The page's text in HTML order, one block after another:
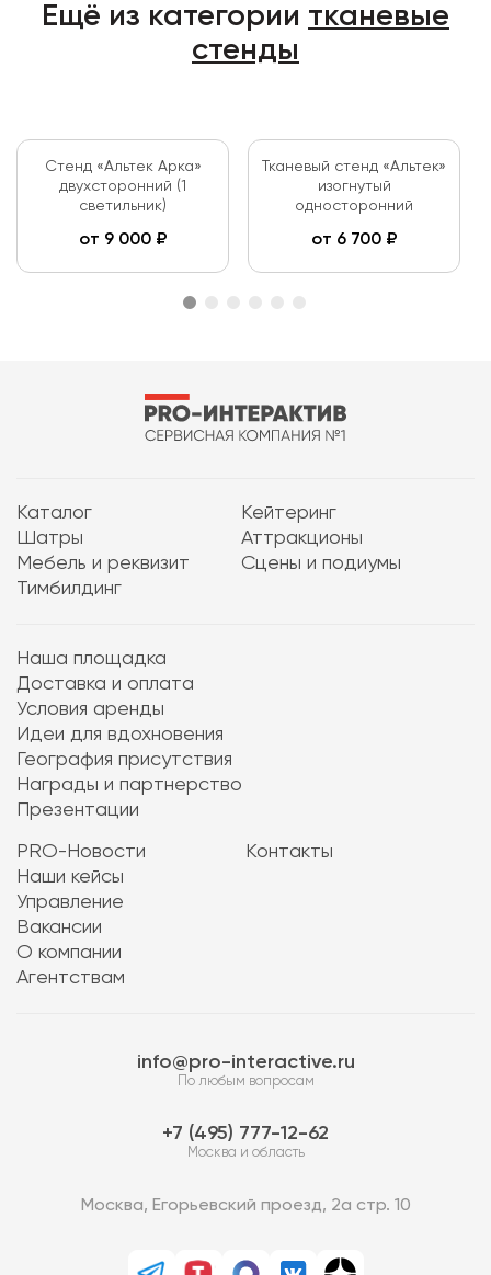
Ещё из категории тканевые
стенды
Стенд «Альтек Арка»
двухсторонний (1
светильник)
от 9 000₽
Тканевый стенд «Альтек»
изогнутый
односторонний
от 6 700₽
Каталог
Кейтеринг
Шатры
Аттракционы
Мебель и реквизит
Сцены и подиумы
Тимбилдинг
Наша площадка
Доставка и оплата
Условия аренды
Идеи для вдохновения
География присутствия
Награды и партнерство
Презентации
PRO-Новости
Наши кейсы
Управление
Вакансии
О компании
Агентствам
Контакты
info@pro-interactive.ru
По любым вопросам
7 (495) 777-12-62
Москва и область
Москва, Егорьевский проезд, 2а стр. 10